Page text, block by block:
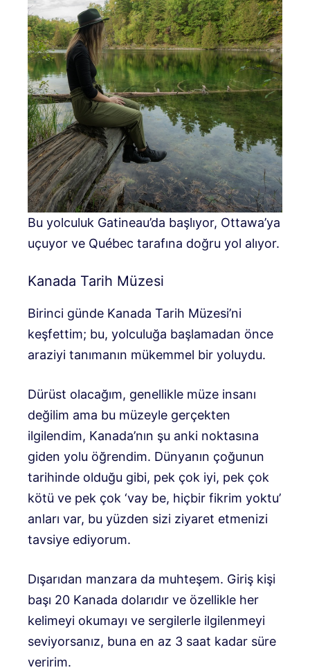
Bu yolculuk Gatineau’da başlıyor, Ottawa’ya
uçuyor ve Québec tarafına doğru yol alıyor.
Kanada Tarih Müzesi
Birinci günde Kanada Tarih Müzesi’ni
keşfettim; bu, yolculuğa başlamadan önce
araziyi tanımanın mükemmel bir yoluydu.
Dürüst olacağım, genellikle müze insanı
değilim ama bu müzeyle gerçekten
ilgilendim, Kanada’nın şu anki noktasına
giden yolu öğrendim. Dünyanın çoğunun
tarihinde olduğu gibi, pek çok iyi, pek çok
kötü ve pek çok ‘vay be, hiçbir fikrim yoktu’
anları var, bu yüzden sizi ziyaret etmenizi
tavsiye ediyorum.
Dışarıdan manzara da muhteşem. Giriş kişi
başı 20 Kanada dolarıdır ve özellikle her
kelimeyi okumayı ve sergilerle ilgilenmeyi
seviyorsanız, buna en az 3 saat kadar süre
veririm.